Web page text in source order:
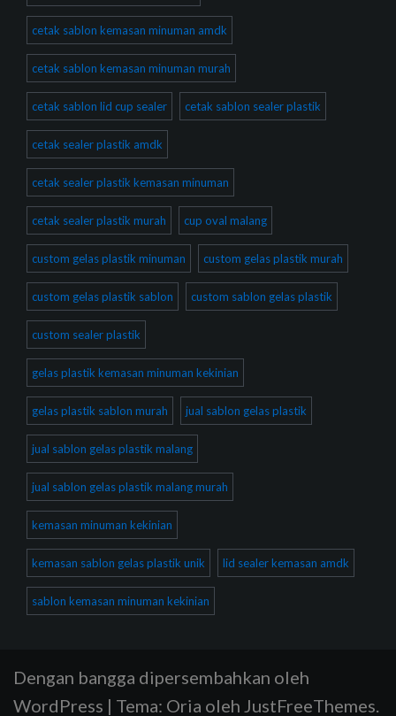
cetak sablon kemasan minuman amdk
cetak sablon kemasan minuman murah
cetak sablon lid cup sealer cetak sablon sealer plastik
cetak sealer plastik amdk
cetak sealer plastik kemasan minuman
cetak sealer plastik murah cup oval malang
custom gelas plastik minuman custom gelas plastik murah
custom gelas plastik sablon custom sablon gelas plastik
custom sealer plastik
gelas plastik kemasan minuman kekinian
gelas plastik sablon murah jual sablon gelas plastik
jual sablon gelas plastik malang
jual sablon gelas plastik malang murah
kemasan minuman kekinian
kemasan sablon gelas plastik unik lid sealer kemasan amdk
sablon kemasan minuman kekinian
Dengan bangga dipersembahkan oleh
WordPress | Tema: Oria oleh JustFreeThemes.